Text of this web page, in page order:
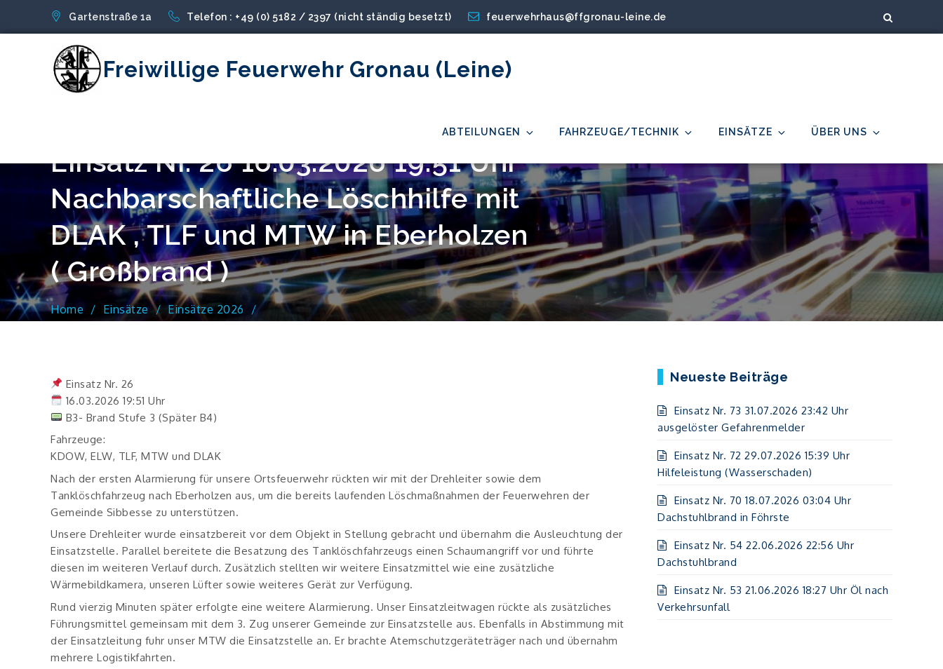
Gartenstraße 1a Telefon : +49 (0) 5182 / 2397 (nicht ständig besetzt) feuerwehrhaus@ffgronau-leine.de
Freiwillige Feuerwehr Gronau (Leine)
ABTEILUNGEN FAHRZEUGE/TECHNIK EINSÄTZE ÜBER UNS
Einsatz Nr. 26 16.03.2026 19:51 Uhr
Nachbarschaftliche Löschhilfe mit
DLAK , TLF und MTW in Eberholzen
( Großbrand )
Home Einsätze
Einsätze 2026
Einsatz Nr. 26
16.03.2026 19:51 Uhr
B3- Brand Stufe 3 (Später B4)
Fahrzeuge:
KDOW, ELW, TLF, MTW und DLAK
Nach der ersten Alarmierung für unsere Ortsfeuerwehr rückten wir mit der Drehleiter sowie dem
Tanklöschfahrzeug nach Eberholzen aus, um die bereits laufenden Löschmaßnahmen der Feuerwehren der
Gemeinde Sibbesse zu unterstützen.
Unsere Drehleiter wurde einsatzbereit vor dem Objekt in Stellung gebracht und übernahm die Ausleuchtung der
Einsatzstelle. Parallel bereitete die Besatzung des Tanklöschfahrzeugs einen Schaumangriff vor und führte
diesen im weiteren Verlauf durch. Zusätzlich stellten wir weitere Einsatzmittel wie eine zusätzliche
Wärmebildkamera, unseren Lüfter sowie weiteres Gerät zur Verfügung.
Rund vierzig Minuten später erfolgte eine weitere Alarmierung. Unser Einsatzleitwagen rückte als zusätzliches
Führungsmittel gemeinsam mit dem 3. Zug unserer Gemeinde zur Einsatzstelle aus. Ebenfalls in Abstimmung mit
der Einsatzleitung fuhr unser MTW die Einsatzstelle an. Er brachte Atemschutzgeräteträger nach und übernahm
mehrere Logistikfahrten.
Neueste Beiträge
Einsatz Nr. 73 31.07.2026 23:42 Uhr
ausgelöster Gefahrenmelder
Einsatz Nr. 72 29.07.2026 15:39 Uhr
Hilfeleistung (Wasserschaden)
Einsatz Nr. 70 18.07.2026 03:04 Uhr
Dachstuhlbrand in Föhrste
Einsatz Nr. 54 22.06.2026 22:56 Uhr
Dachstuhlbrand
Einsatz Nr. 53 21.06.2026 18:27 Uhr Öl nach
Verkehrsunfall